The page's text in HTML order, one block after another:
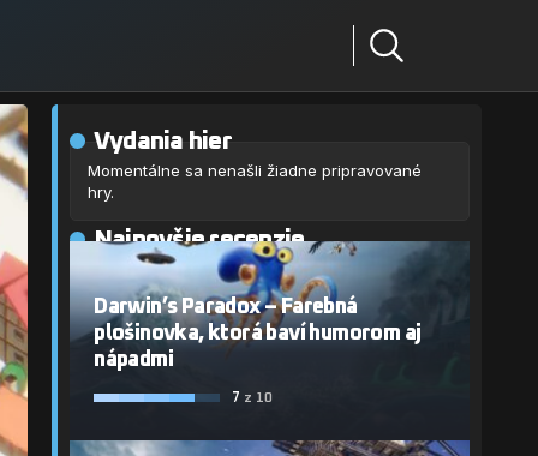
Vydania hier
Momentálne sa nenašli žiadne pripravované
hry.
Najnovšie recenzie
Darwin’s Paradox – Farebná
plošinovka, ktorá baví humorom aj
nápadmi
7 z 10